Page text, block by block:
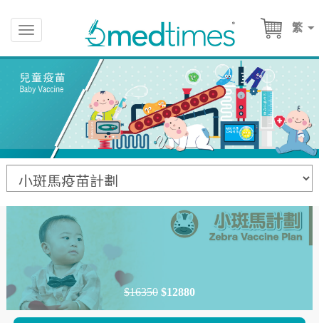
繁
Toggle
navigation
$16350 $12880